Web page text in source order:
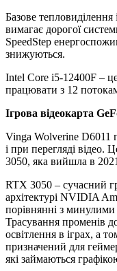
Базове
вимагає дорогої
SpeedStep
знижуються.
Intel Core i5-12400F –
працювати з 12
Ігрова відеокарта
Vinga Wolverine D6011
і при перегляді відео.
3050, яка вийшла в
RTX 3050 – сучасний
архітектурі NVIDIA
порівнянні з
Трасування променів
освітлення в іграх, а
призначений для
які займаються